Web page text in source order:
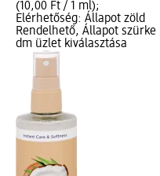
(10,00 Ft / 1 ml);
Elérhetőség: Állapot zöld
Rendelhető, Állapot szürke
dm üzlet kiválasztása